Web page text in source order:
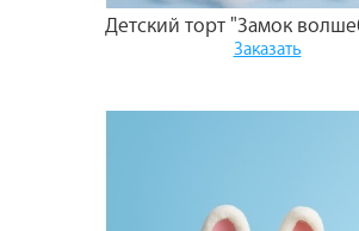
Детский торт "Замок
Заказать